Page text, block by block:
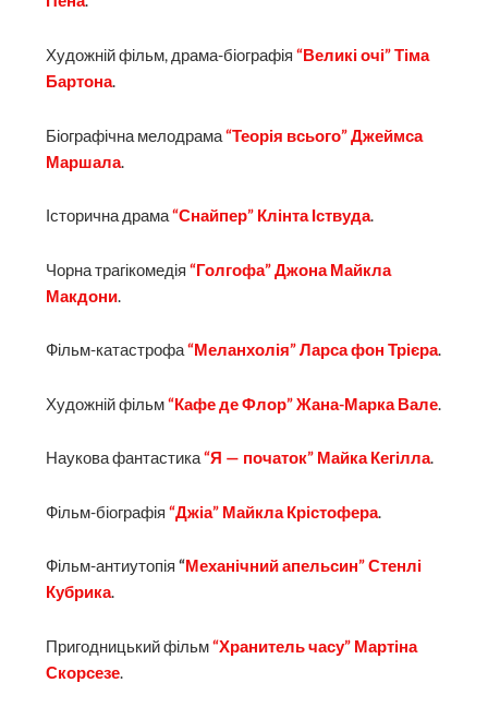
Художній фільм, драма-біографія“Великі очі” Тіма
Бартона.
Біографічна мелодрама“Теорія всього” Джеймса
Маршала.
Історична драма“Снайпер” Клінта Іствуда.
Чорна трагікомедія“Голгофа” Джона Майкла
Макдони.
Фільм-катастрофа “Меланхолія” Ларса фон Трієра.
Художній фільм“Кафе де Флор” Жана-Марка Вале.
Наукова фантастика“Я — початок” Майка Кегілла.
Фільм-біографія“Джіа” Майкла Крістофера.
Фільм-антиутопія“Механічний апельсин” Стенлі
Кубрика.
Пригодницький фільм“Хранитель часу” Мартіна
Скорсезе.